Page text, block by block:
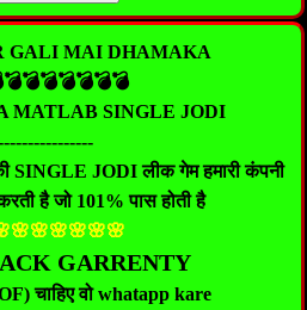
GALI MAI DHAMAKA
MATLAB SINGLE JODI
JODI लीक गेम हमारी कंपनी
है जो 101% पास होती है
GARRENTY
चाहिए वो whatapp kare